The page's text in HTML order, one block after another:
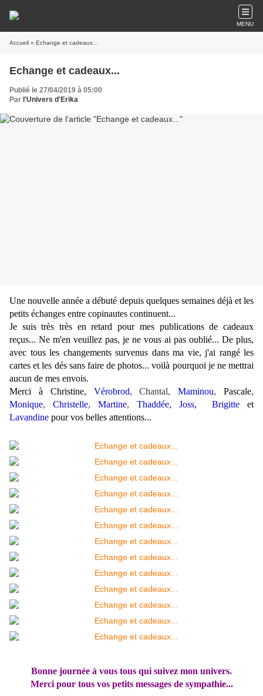
MENU
Accueil » Echange et cadeaux...
Echange et cadeaux...
Publié le 27/04/2019 à 05:00
Par l'Univers d'Erika
Une nouvelle année a débuté depuis quelques semaines déjà et les
petits échanges entre copinautes continuent...
Je suis très très en retard pour mes publications de cadeaux
reçus... Ne m'en veuillez pas, je ne vous ai pas oublié... De plus,
avec tous les changements survenus dans ma vie, j'ai rangé les
cartes et les dés sans faire de photos... voilà pourquoi je ne mettrai
aucun de mes envois.
Merci à Christine, Vérobrod, Chantal,Maminou,Pascale,
Monique, Christelle, Martine, Thaddée, Joss, Brigitte et
Lavandine pour vos belles attentions...
Bonne journée à vous tous qui suivez mon univers.
Merci pour tous vos petits messages de sympathie...